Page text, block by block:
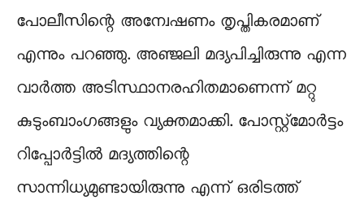
പോലീസിന്റെ അന്വേഷണം തൃപ്തികരമാണ്
എന്നും പറഞ്ഞു. അഞ്ജലി മദ്യപിച്ചിരുന്നു എന്ന
വാർത്ത അടിസ്ഥാനരഹിതമാണെന്ന് മറ്റു
കുടുംബാംഗങ്ങളും വ്യക്തമാക്കി. പോസ്റ്റ്‌മോർട്ടം
റിപ്പോർട്ടിൽ മദ്യത്തിന്റെ
സാന്നിധ്യമുണ്ടായിരുന്നു എന്ന് ഒരിടത്ത്